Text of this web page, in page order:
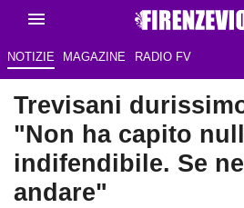
NOTIZIE MAGAZINE RADIO FV
Trevisani
"Non ha capito
indifendibile. Se
andare"